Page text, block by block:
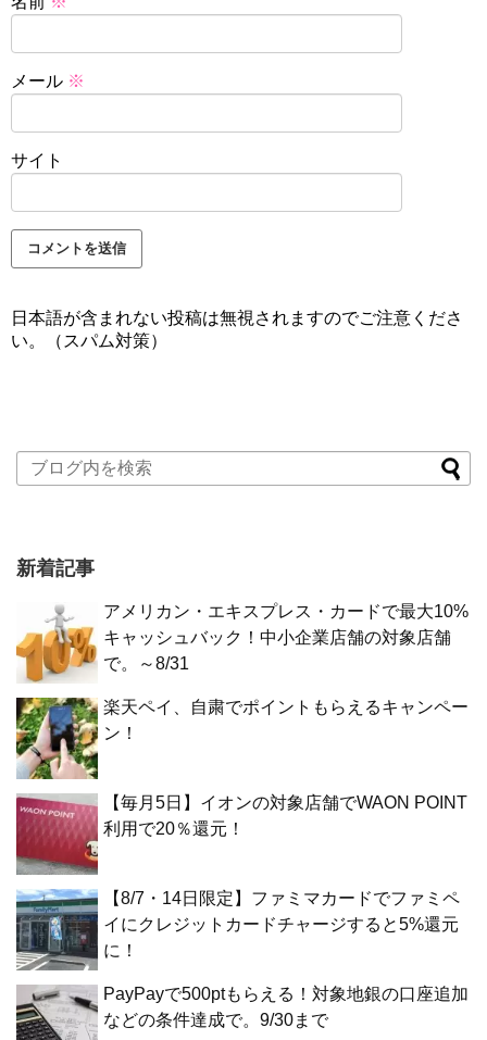
メール ※
サイト
日本語が含まれない投稿は無視されますのでご注意くださ
い。（スパム対策）
新着記事
アメリカン・エキスプレス・カードで最大10%
キャッシュバック！中小企業店舗の対象店舗
で。～8/31
楽天ペイ、自粛でポイントもらえるキャンペー
ン！
【毎月5日】イオンの対象店舗でWAON POINT
利用で20％還元！
【8/7・14日限定】ファミマカードでファミペ
イにクレジットカードチャージすると5%還元
に！
PayPayで500ptもらえる！対象地銀の口座追加
などの条件達成で。9/30まで